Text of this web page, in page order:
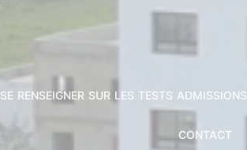
SE RENSEIGNER SUR LES TESTS ADMISSIONS
CONTACT